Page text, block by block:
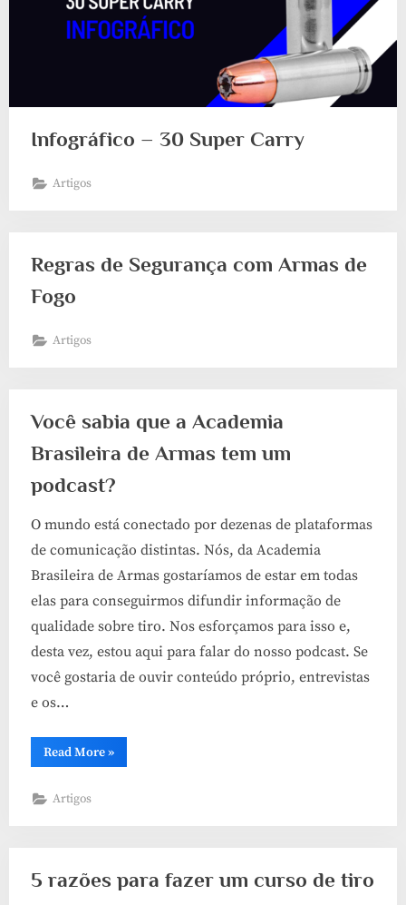
Infográfico – 30 Super Carry
Artigos
Regras de Segurança com Armas de
Fogo
Artigos
Você sabia que a Academia
Brasileira de Armas tem um
podcast?
O mundo está conectado por dezenas de plataformas
de comunicação distintas. Nós, da Academia
Brasileira de Armas gostaríamos de estar em todas
elas para conseguirmos difundir informação de
qualidade sobre tiro. Nos esforçamos para isso e,
desta vez, estou aqui para falar do nosso podcast. Se
você gostaria de ouvir conteúdo próprio, entrevistas
e os…
Read More“Você
sabia
podcast?”
»
Artigos
5 razões para fazer um curso de tiro